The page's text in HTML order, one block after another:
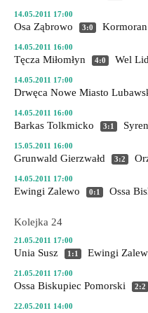
14.05.2011 17:00
Osa Ząbrowo 3:0
14.05.2011 16:00
Tęcza Miłomłyn 4:0 Wel
14.05.2011 17:00
Drwęca Nowe Miasto
14.05.2011 16:00
Barkas Tolkmicko 3:1
15.05.2011 16:00
Grunwald Gierzwałd 3:2
14.05.2011 17:00
Ewingi Zalewo 0:1 Ossa
Kolejka 24
21.05.2011 17:00
Unia Susz 1:1 Ewingi
21.05.2011 17:00
Ossa Biskupiec Pomorski 2:2
22.05.2011 14:00